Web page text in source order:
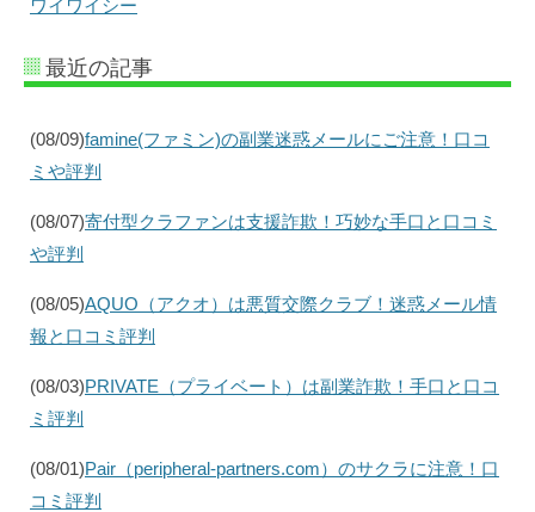
ワイワイシー
最近の記事
(08/09)famine(ファミン)の副業迷惑メールにご注意！口コ
ミや評判
(08/07)寄付型クラファンは支援詐欺！巧妙な手口と口コミ
や評判
(08/05)AQUO（アクオ）は悪質交際クラブ！迷惑メール情
報と口コミ評判
(08/03)PRIVATE（プライベート）は副業詐欺！手口と口コ
ミ評判
(08/01)Pair（peripheral-partners.com）のサクラに注意！口
コミ評判